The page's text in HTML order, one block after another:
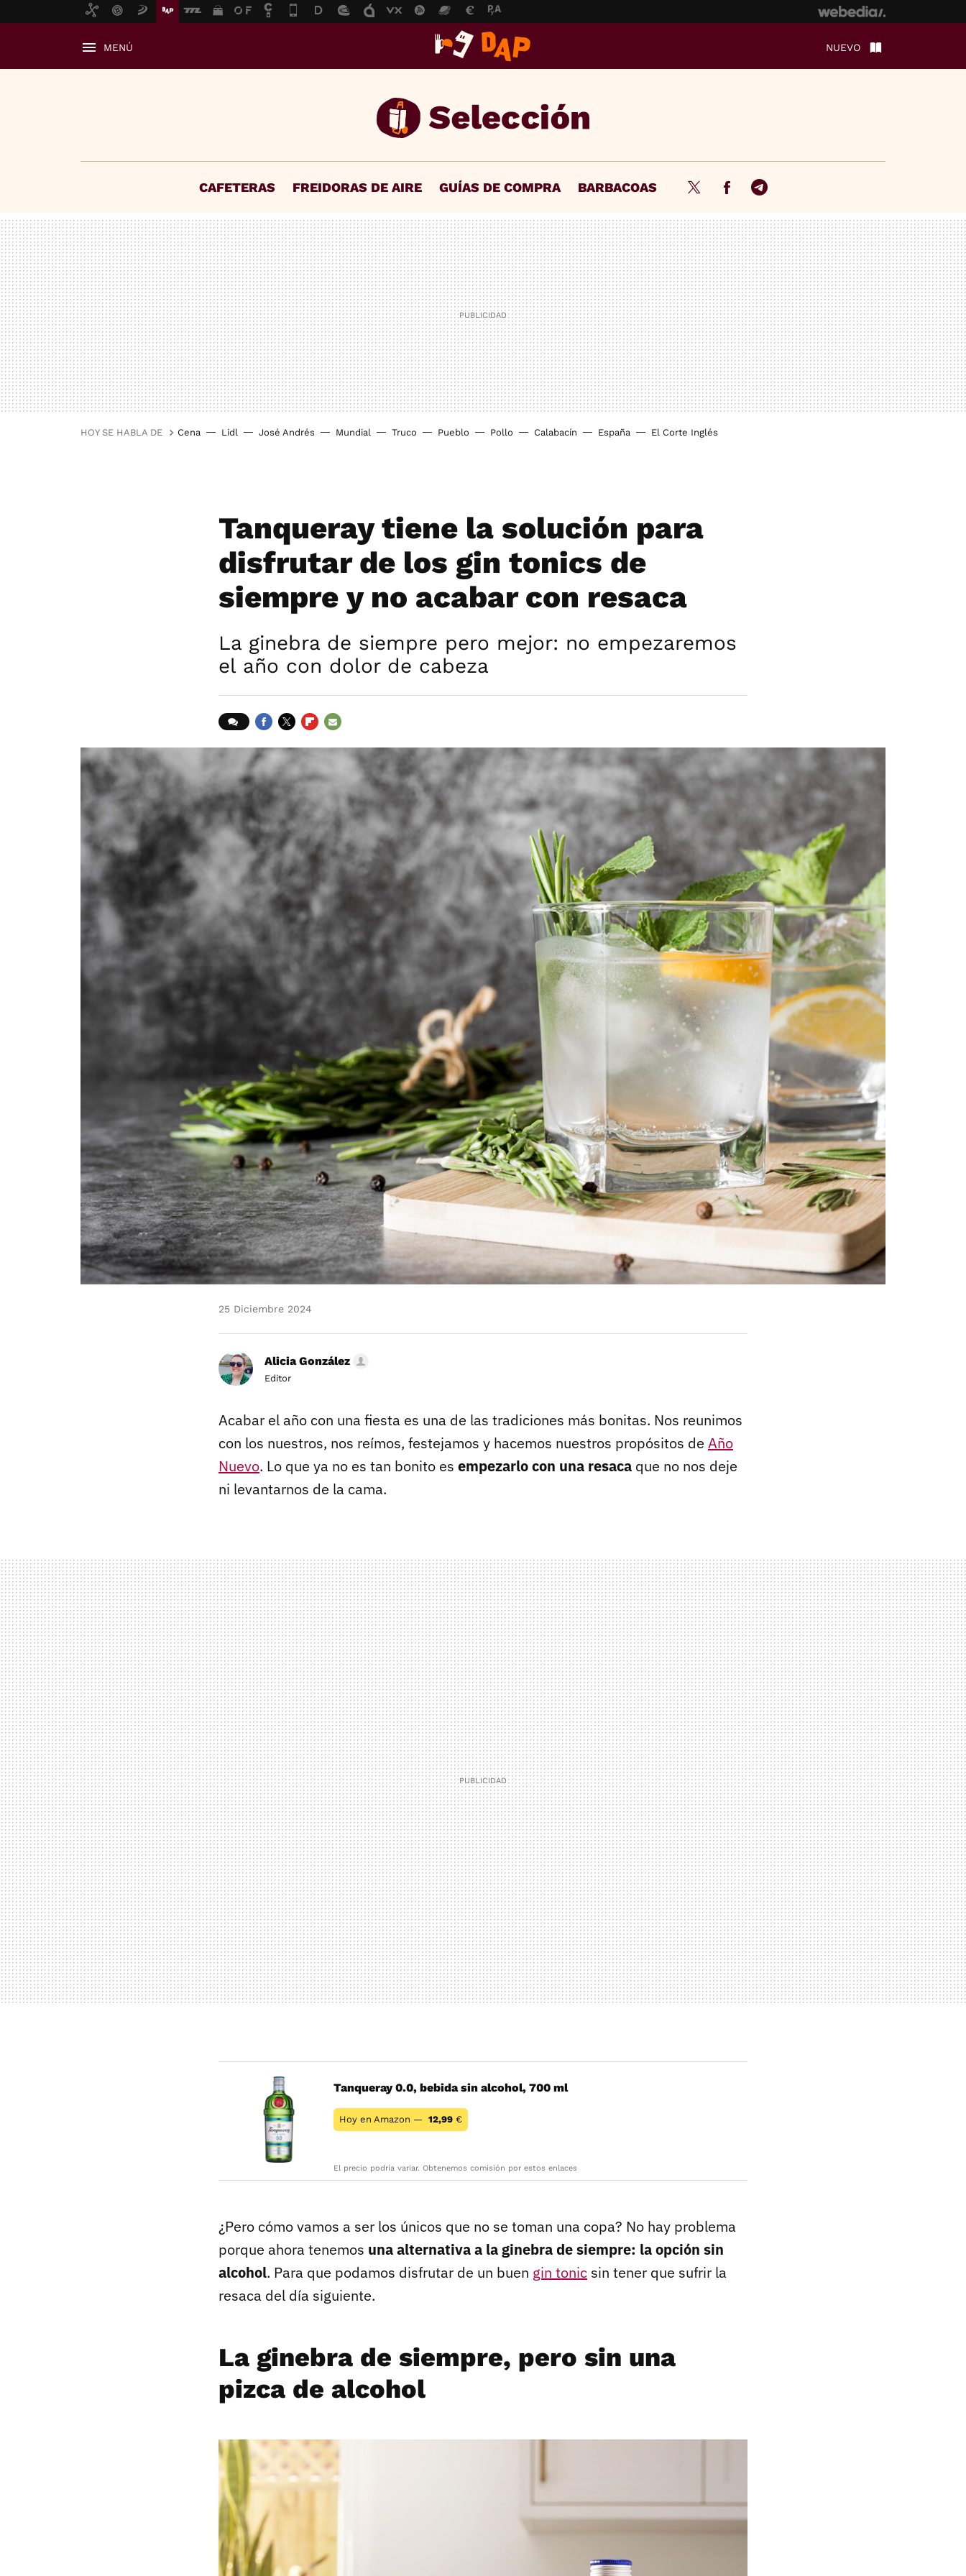
MENÚ NUEVO
CAFETERAS FREIDORAS DE AIRE GUÍAS DE COMPRA BARBACOAS Twitter FacebookTelegram
HOY SE HABLA DE Cena Lidl José Andrés Mundial Truco Pueblo Pollo Calabacín España El Corte Inglés
Tanqueray tiene la solución para
disfrutar de los gin tonics de
siempre y no acabar con resaca
La ginebra de siempre pero mejor: no empezaremos
el año con dolor de cabeza
25 Diciembre 2024
Alicia González
Editor
Acabar el año con una fiesta es una de las tradiciones más bonitas. Nos reunimos
con los nuestros, nos reímos, festejamos y hacemos nuestros propósitos de Año
Nuevo. Lo que ya no es tan bonito es empezarlo con una resaca que no nos deje
ni levantarnos de la cama.
Tanqueray 0.0, bebida sin alcohol, 700 ml
Hoy en Amazon — 12,99 €
El precio podría variar. Obtenemos comisión por estos enlaces
¿Pero cómo vamos a ser los únicos que no se toman una copa? No hay problema
porque ahora tenemos una alternativa a la ginebra de siempre: la opción sin
alcohol. Para que podamos disfrutar de un buen gin tonic sin tener que sufrir la
resaca del día siguiente.
La ginebra de siempre, pero sin una
pizca de alcohol